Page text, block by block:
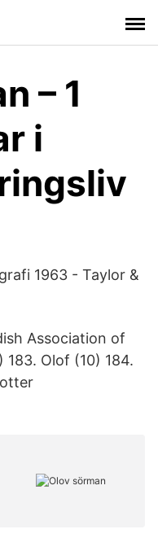
– 1
i
1963 - Taylor &
Association of
Olof (10) 184.